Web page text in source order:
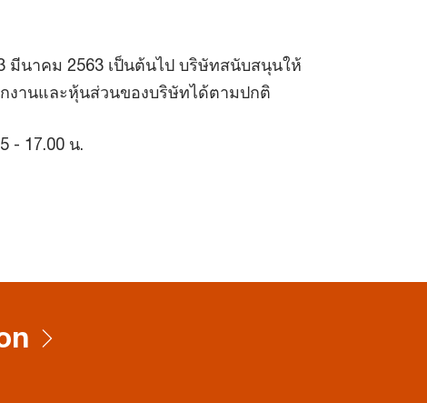
มีนาคม 2563 เป็นต้นไป บริษัทสนับสนุนให้
งานและหุ้นส่วนของบริษัทได้ตามปกติ
- 17.00 น.